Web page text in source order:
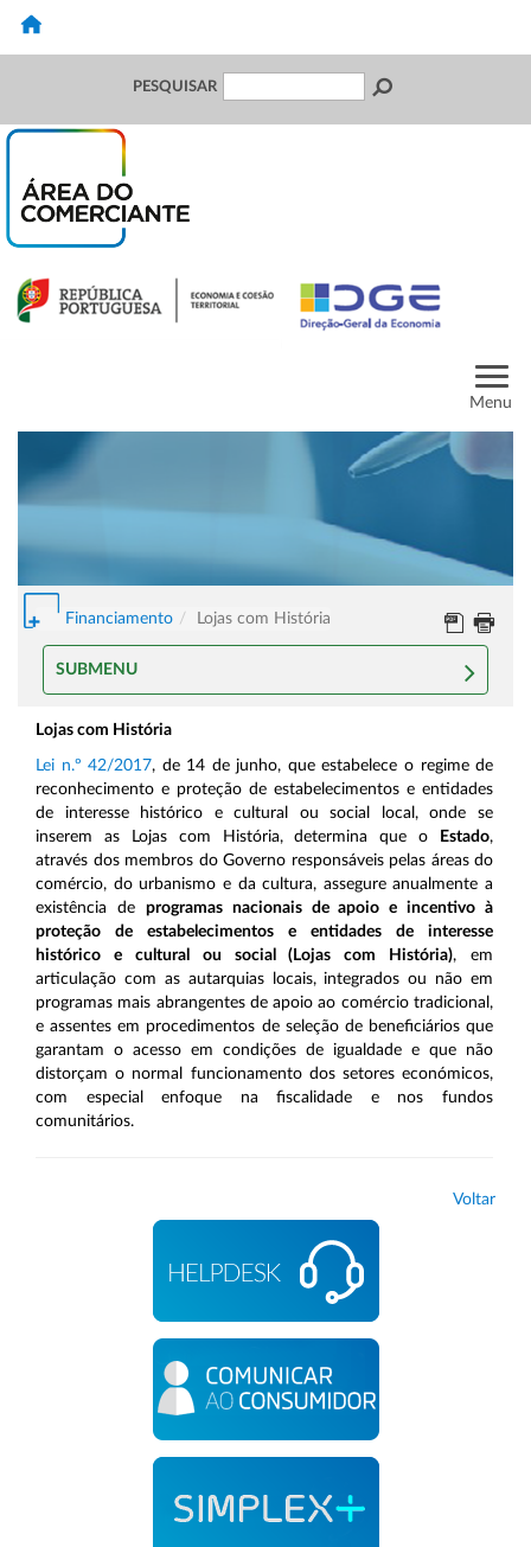
PESQUISAR
Menu
Financiamento Lojas com História
SUBMENU
Lojas com História
Lei n.º 42/2017, de 14 de junho, que estabelece o regime de
reconhecimento e proteção de estabelecimentos e entidades
de interesse histórico e cultural ou social local, onde se
inserem as Lojas com História, determina que o
Estado,
através dos membros do Governo responsáveis pelas áreas do
comércio, do urbanismo e da cultura, assegure anualmente a
existência de programas nacionais de apoio e incentivo à
proteção de estabelecimentos e entidades de interesse
histórico e cultural ou social (Lojas com História), em
articulação com as autarquias locais, integrados ou não em
programas mais abrangentes de apoio ao comércio tradicional,
e assentes em procedimentos de seleção de beneficiários que
garantam o acesso em condições de igualdade e que não
distorçam o normal funcionamento dos setores económicos,
com especial enfoque na fiscalidade e nos fundos
comunitários.
Voltar